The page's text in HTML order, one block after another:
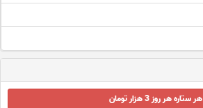
هر ستاره هر روز 3 هزار تومان